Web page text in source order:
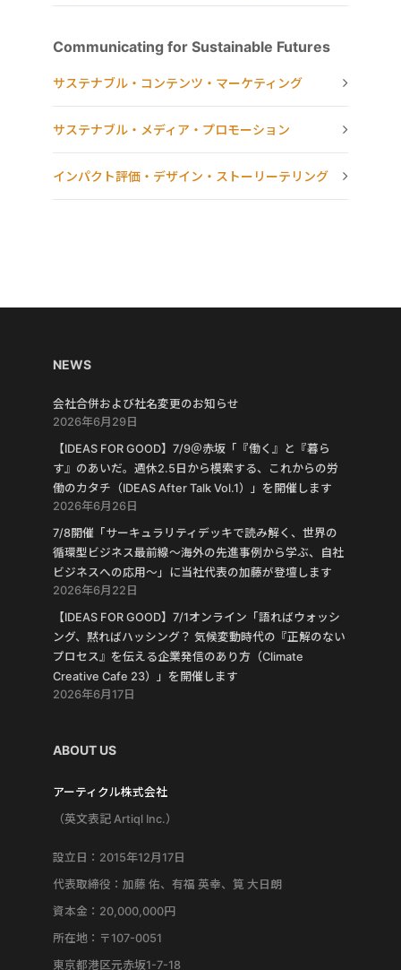
Communicating for Sustainable Futures
サステナブル・コンテンツ・マーケティング
サステナブル・メディア・プロモーション
インパクト評価・デザイン・ストーリーテリング
NEWS
会社合併および社名変更のお知らせ
2026年6月29日
【IDEAS FOR GOOD】7/9＠赤坂「『働く』と『暮ら
す』のあいだ。週休2.5日から模索する、これからの労
働のカタチ（IDEAS After Talk Vol.1）」を開催します
2026年6月26日
7/8開催「サーキュラリティデッキで読み解く、世界の
循環型ビジネス最前線〜海外の先進事例から学ぶ、自社
ビジネスへの応用〜」に当社代表の加藤が登壇します
2026年6月22日
【IDEAS FOR GOOD】7/1オンライン「語ればウォッシ
ング、黙ればハッシング？ 気候変動時代の『正解のない
プロセス』を伝える企業発信のあり方（Climate
Creative Cafe 23）」を開催します
2026年6月17日
ABOUT US
アーティクル株式会社
（英文表記 Artiql Inc.）
設立日：2015年12月17日
代表取締役：加藤 佑、有福 英幸、筧 大日朗
資本金：20,000,000円
所在地：〒107-0051
東京都港区元赤坂1-7-18